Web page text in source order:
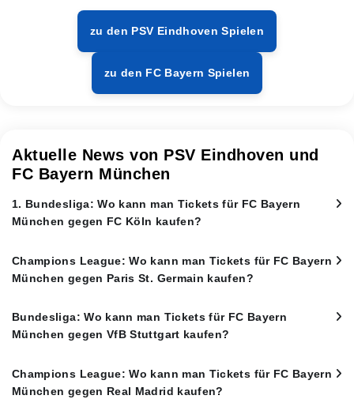
zu den PSV Eindhoven Spielen
zu den FC Bayern Spielen
Aktuelle News von PSV Eindhoven und
FC Bayern München
1. Bundesliga: Wo kann man Tickets für FC Bayern
München gegen FC Köln kaufen?
Champions League: Wo kann man Tickets für FC Bayern
München gegen Paris St. Germain kaufen?
Bundesliga: Wo kann man Tickets für FC Bayern
München gegen VfB Stuttgart kaufen?
Champions League: Wo kann man Tickets für FC Bayern
München gegen Real Madrid kaufen?